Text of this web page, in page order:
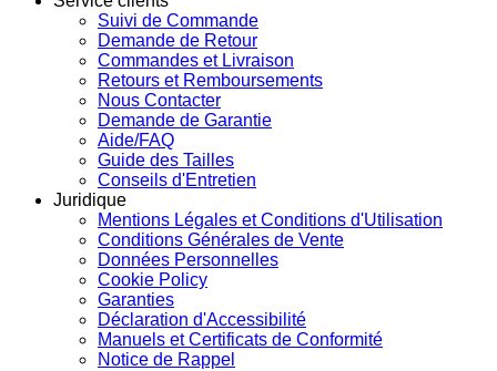
Suivi de Commande
Demande de Retour
Commandes et Livraison
Retours et Remboursements
Nous Contacter
Demande de Garantie
Aide/FAQ
Guide des Tailles
Conseils d'Entretien
Juridique
Mentions Légales et Conditions d'Utilisation
Conditions Générales de Vente
Données Personnelles
Cookie Policy
Garanties
Déclaration d'Accessibilité
Manuels et Certificats de Conformité
Notice de Rappel